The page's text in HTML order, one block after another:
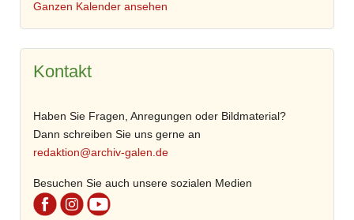
Ganzen Kalender ansehen
Kontakt
Haben Sie Fragen, Anregungen oder Bildmaterial?
Dann schreiben Sie uns gerne an
redaktion@archiv-galen.de
Besuchen Sie auch unsere sozialen Medien